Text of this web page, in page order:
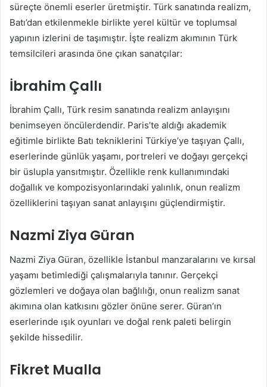
süreçte önemli eserler üretmiştir. Türk sanatında realizm,
Batı’dan etkilenmekle birlikte yerel kültür ve toplumsal
yapının izlerini de taşımıştır. İşte realizm akımının Türk
temsilcileri arasında öne çıkan sanatçılar:
İbrahim Çallı
İbrahim Çallı, Türk resim sanatında realizm anlayışını
benimseyen öncülerdendir. Paris’te aldığı akademik
eğitimle birlikte Batı tekniklerini Türkiye’ye taşıyan Çallı,
eserlerinde günlük yaşamı, portreleri ve doğayı gerçekçi
bir üslupla yansıtmıştır. Özellikle renk kullanımındaki
doğallık ve kompozisyonlarındaki yalınlık, onun realizm
özelliklerini taşıyan sanat anlayışını güçlendirmiştir.
Nazmi Ziya Güran
Nazmi Ziya Güran, özellikle İstanbul manzaralarını ve kırsal
yaşamı betimlediği çalışmalarıyla tanınır. Gerçekçi
gözlemleri ve doğaya olan bağlılığı, onun realizm sanat
akımına olan katkısını gözler önüne serer. Güran’ın
eserlerinde ışık oyunları ve doğal renk paleti belirgin
şekilde hissedilir.
Fikret Mualla